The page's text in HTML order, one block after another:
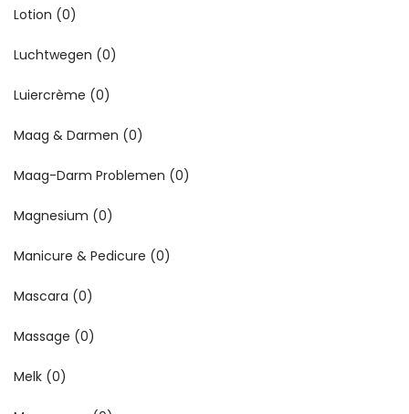
Lotion (0)
Luchtwegen (0)
Luiercrème (0)
Maag & Darmen (0)
Maag-Darm Problemen (0)
Magnesium (0)
Manicure & Pedicure (0)
Mascara (0)
Massage (0)
Melk (0)